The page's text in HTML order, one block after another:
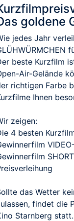
goldene
jedes Jahr
beste Kurzfilm
Air-Gelände
richtigen Farbe
Ihnen
zeigen:
4 besten
das Wetter
findet die
Starnberg statt.